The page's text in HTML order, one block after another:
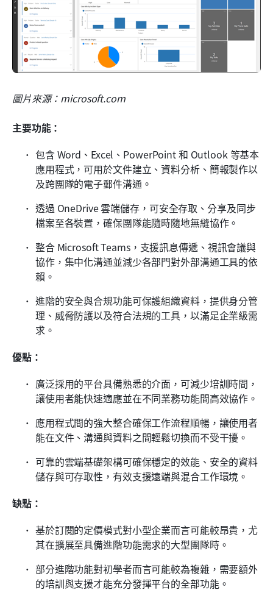
圖片來源：microsoft.com
主要功能：
包含 Word、Excel、PowerPoint 和 Outlook 等基本
應用程式，可用於文件建立、資料分析、簡報製作以
及跨團隊的電子郵件溝通。
透過 OneDrive 雲端儲存，可安全存取、分享及同步
檔案至各裝置，確保團隊能隨時隨地無縫協作。
整合 Microsoft Teams，支援訊息傳遞、視訊會議與
協作，集中化溝通並減少各部門對外部溝通工具的依
賴。
進階的安全與合規功能可保護組織資料，提供身分管
理、威脅防護以及符合法規的工具，以滿足企業級需
求。
優點：
廣泛採用的平台具備熟悉的介面，可減少培訓時間，
讓使用者能快速適應並在不同業務功能間高效協作。
應用程式間的強大整合確保工作流程順暢，讓使用者
能在文件、溝通與資料之間輕鬆切換而不受干擾。
可靠的雲端基礎架構可確保穩定的效能、安全的資料
儲存與可存取性，有效支援遠端與混合工作環境。
缺點：
基於訂閱的定價模式對小型企業而言可能較昂貴，尤
其在擴展至具備進階功能需求的大型團隊時。
部分進階功能對初學者而言可能較為複雜，需要額外
的培訓與支援才能充分發揮平台的全部功能。